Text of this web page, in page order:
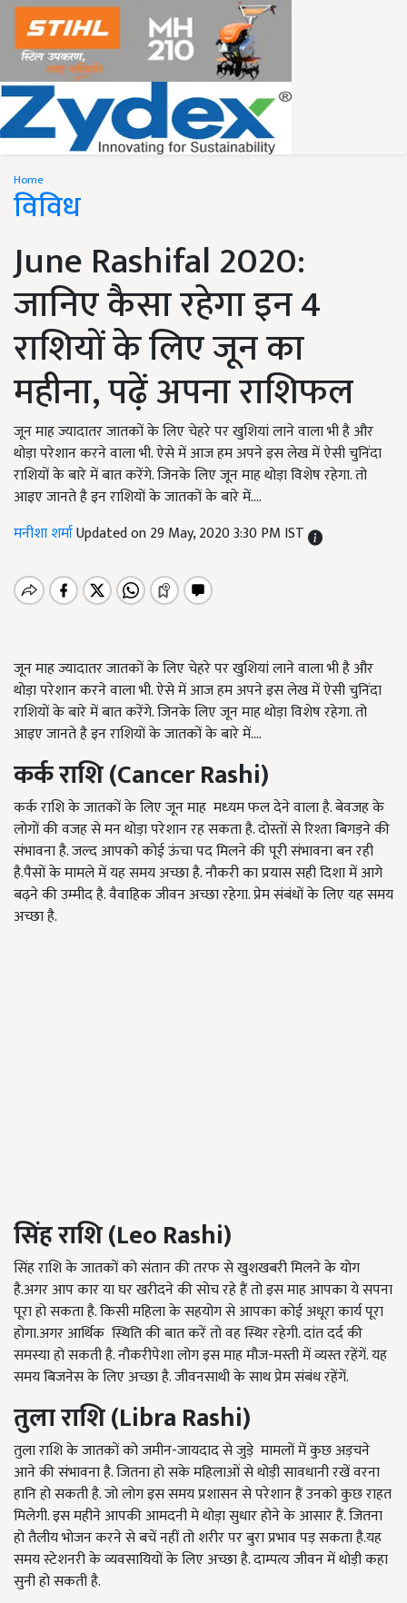
Home
विविध
June Rashifal 2020:
जानिए कैसा रहेगा इन 4
राशियों के लिए जून का
महीना, पढ़ें अपना राशिफल
जून माह ज्यादातर जातकों के लिए चेहरे पर खुशियां लाने वाला भी है और
थोड़ा परेशान करने वाला भी. ऐसे में आज हम अपने इस लेख में ऐसी चुनिंदा
राशियों के बारे में बात करेंगे. जिनके लिए जून माह थोड़ा विशेष रहेगा. तो
आइए जानते है इन राशियों के जातकों के बारे में....
मनीशा शर्माUpdated on 29 May, 2020 3:30 PM IST
जून माह ज्यादातर जातकों के लिए चेहरे पर खुशियां लाने वाला भी है और
थोड़ा परेशान करने वाला भी. ऐसे में आज हम अपने इस लेख में ऐसी चुनिंदा
राशियों के बारे में बात करेंगे. जिनके लिए जून माह थोड़ा विशेष रहेगा. तो
आइए जानते है इन राशियों के जातकों के बारे में....
कर्कराशि(Cancer Rashi)
कर्क राशि के जातकों के लिए जून माह मध्‍यम फल देने वाला है. बेवजह के
लोगों की वजह से मन थोड़ा परेशान रह सकता है. दोस्तों से रिश्ता बिगड़ने की
संभावना है. जल्द आपको कोई ऊंचा पद मिलने की पूरी संभावना बन रही
है.पैसों के मामले में यह समय अच्छा है. नौकरी का प्रयास सही दिशा में आगे
बढ़ने की उम्मीद है. वैवाहिक जीवन अच्छा रहेगा. प्रेम संबंधों के लिए यह समय
अच्छा है.
सिंहराशि(Leo Rashi)
सिंह राशि के जातकों को संतान की तरफ से खुशखबरी मिलने के योग
है.अगर आप कार या घर खरीदने की सोच रहे हैं तो इस माह आपका ये सपना
पूरा हो सकता है. किसी महिला के सहयोग से आपका कोई अधूरा कार्य पूरा
होगा.अगर आर्थिक स्थिति की बात करें तो वह स्थिर रहेगी. दांत दर्द की
समस्या हो सकती है. नौकरीपेशा लोग इस माह मौज-मस्ती में व्यस्त रहेंगें. यह
समय बिजनेस के लिए अच्छा है. जीवनसाथी के साथ प्रेम संबंध रहेंगें.
तुलाराशि(Libra Rashi)
तुला राशि के जातकों को जमीन-जायदाद से जुड़े मामलों में कुछ अड़चने
आने की संभावना है. जितना हो सके महिलाओं से थोड़ी सावधानी रखें वरना
हानि हो सकती है. जो लोग इस समय प्रशासन से परेशान हैं उनको कुछ राहत
मिलेगी. इस महीने आपकी आमदनी मे थोड़ा सुधार होने के आसार हैं. जितना
हो तैलीय भोजन करने से बचें नहीं तो शरीर पर बुरा प्रभाव पड़ सकता है.यह
समय स्टेशनरी के व्यवसायियों के लिए अच्छा है. दाम्पत्य जीवन में थोड़ी कहा
सुनी हो सकती है.